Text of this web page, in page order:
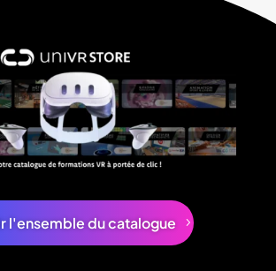
l'ensemble du catalogue